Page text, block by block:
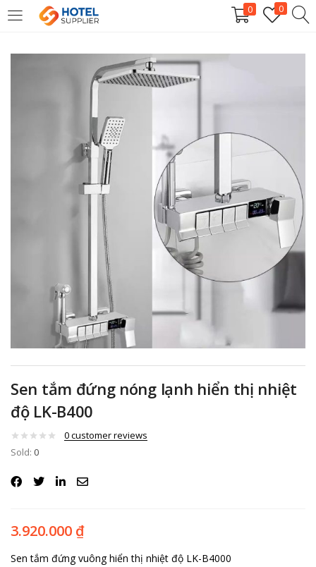
0 0
LOGIN
Enter your username and password to login.
Remember me
Login
Lost password?
Sen tắm đứng nóng lạnh hiển thị nhiệt
độ LK-B400
0customer reviews
Sold: 0
3.920.000 ₫
Sen tắm đứng vuông hiển thị nhiệt độ LK-B4000